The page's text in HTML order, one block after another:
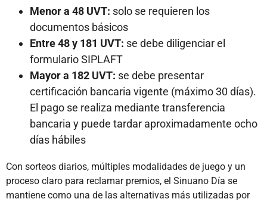
Menor a 48 UVT: solo se requieren los
documentos básicos
Entre 48 y 181 UVT: se debe diligenciar el
formulario SIPLAFT
Mayor a 182 UVT: se debe presentar
certificación bancaria vigente (máximo 30 días).
El pago se realiza mediante transferencia
bancaria y puede tardar aproximadamente ocho
días hábiles
Con sorteos diarios, múltiples modalidades de juego y un
proceso claro para reclamar premios, el Sinuano Día se
mantiene como una de las alternativas más utilizadas por